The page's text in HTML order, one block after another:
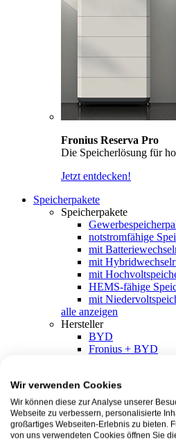
Fronius Reserva Pro
Die Speicherlösung für
Jetzt entdecken!
Speicherpakete
Speicherpakete
notstromfähige
mit
mit
mit
HEMS-fähige
mit
alle anzeigen
Hersteller
BYD
Fronius + BYD
SMA + BYD
EcoFlow
EcoFlow +
FENECON
FENECON +
Wir verwenden Cookies
Wir können diese zur Analyse unserer
Webseite zu verbessern, personalisierte
großartiges Webseiten-Erlebnis zu bieten.
von uns verwendeten Cookies öffnen Sie